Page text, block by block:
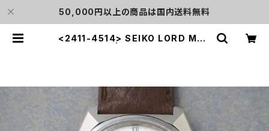
50,000円以上の商品は国内送料無料
<2411-4514> SEIKO LORD MAT